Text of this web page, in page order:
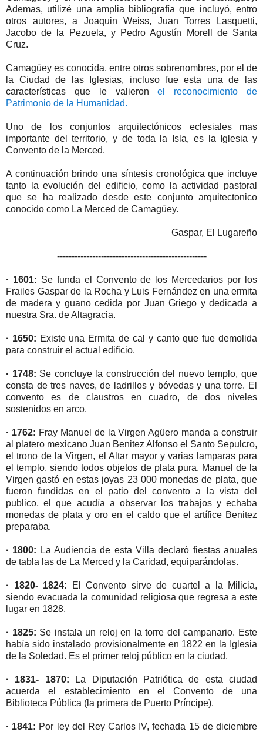
Ademas, utilizé una amplia bibliografía que incluyó, entro
otros autores, a Joaquin Weiss, Juan Torres Lasquetti,
Jacobo de la Pezuela, y Pedro Agustín Morell de Santa
Cruz.
Camagüey es conocida, entre otros sobrenombres, por el de
la Ciudad de las Iglesias, incluso fue esta una de las
características que le valieronel reconocimiento de
Patrimonio de la Humanidad.
Uno de los conjuntos arquitectónicos eclesiales mas
importante del territorio, y de toda la Isla, es la Iglesia y
Convento de la Merced.
A continuación brindo una síntesis cronológica que incluye
tanto la evolución del edificio, como la actividad pastoral
que se ha realizado desde este conjunto arquitectonico
conocido como La Merced de Camagüey.
Gaspar, El Lugareño
---------------------------------------------------
· 1601: Se funda el Convento de los Mercedarios por los
Frailes Gaspar de la Rocha y Luis Fernández en una ermita
de madera y guano cedida por Juan Griego y dedicada a
nuestra Sra. de Altagracia.
· 1650: Existe una Ermita de cal y canto que fue demolida
para construir el actual edificio.
· 1748: Se concluye la construcción del nuevo templo, que
consta de tres naves, de ladrillos y bóvedas y una torre. El
convento es de claustros en cuadro, de dos niveles
sostenidos en arco.
· 1762: Fray Manuel de la Virgen Agüero manda a construir
al platero mexicano Juan Benitez Alfonso el Santo Sepulcro,
el trono de la Virgen, el Altar mayor y varias lamparas para
el templo, siendo todos objetos de plata pura. Manuel de la
Virgen gastó en estas joyas 23 000 monedas de plata, que
fueron fundidas en el patio del convento a la vista del
publico, el que acudía a observar los trabajos y echaba
monedas de plata y oro en el caldo que el artífice Benitez
preparaba.
· 1800: La Audiencia de esta Villa declaró fiestas anuales
de tabla las de La Merced y la Caridad, equiparándolas.
· 1820- 1824: El Convento sirve de cuartel a la Milicia,
siendo evacuada la comunidad religiosa que regresa a este
lugar en 1828.
· 1825: Se instala un reloj en la torre del campanario. Este
había sido instalado provisionalmente en 1822 en la Iglesia
de la Soledad. Es el primer reloj público en la ciudad.
· 1831- 1870: La Diputación Patriótica de esta ciudad
acuerda el establecimiento en el Convento de una
Biblioteca Pública (la primera de Puerto Príncipe).
· 1841: Por ley del Rey Carlos IV, fechada 15 de diciembre